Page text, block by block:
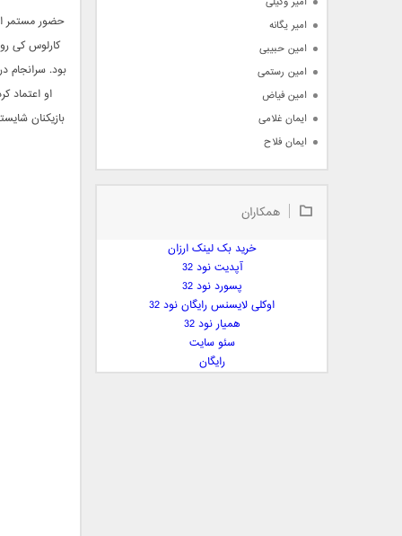
کارلوس کی
بازیکنان
امیر یگانه
امین حبیبی
امین رستمی
امین فیاض
ایمان غلامی
ایمان فلاح
بابک جهانبخش
بابک مافی
بهنام صفوی
پارسا چیلیک
همکاران
خرید بک لینک ارزان
آپدیت نود 32
پسورد نود 32
اوکلی لایسنس رایگان نود 32
همیار نود 32
سئو سایت
رایگان